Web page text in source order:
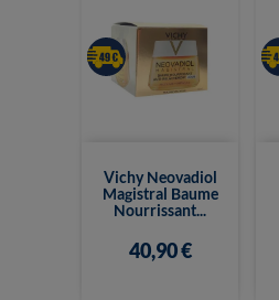
Vichy Neovadiol
Magistral Baume
Nourrissant...
40,90 €